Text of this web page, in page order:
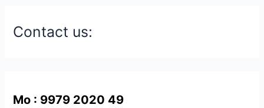
Contact us:
Mo : 9979 2020 49